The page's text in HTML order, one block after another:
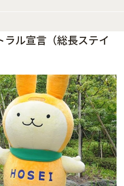
ラル宣言（総長ステイ